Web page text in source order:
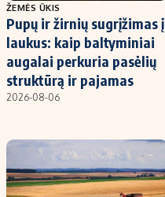
ŽEMĖS ŪKIS
Pupų ir žirnių sugrįžimas į
laukus: kaip baltyminiai
augalai perkuria pasėlių
struktūrą ir pajamas
2026-08-06